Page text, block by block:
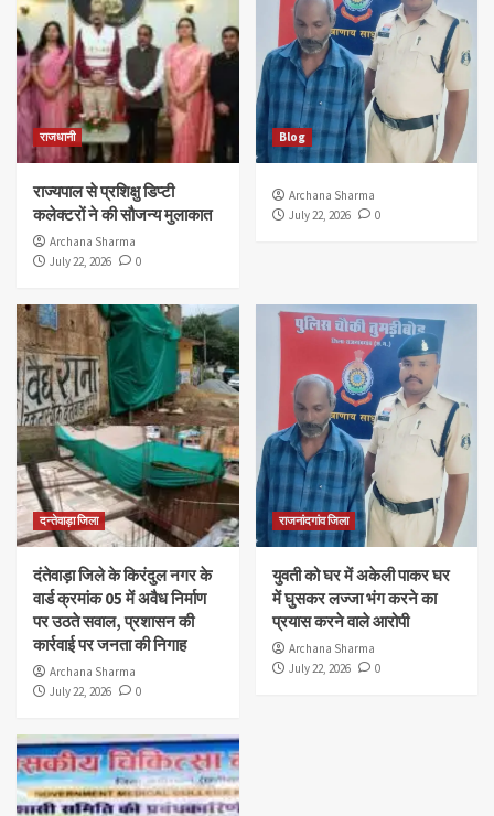
राजधानी
राज्यपाल से प्रशिक्षु डिप्टी
कलेक्टरों ने की सौजन्य मुलाकात
Archana Sharma
July 22, 2026
0
Blog
Archana Sharma
July 22, 2026
0
दन्तेवाड़ा जिला
दंतेवाड़ा जिले के किरंदुल नगर के
वार्ड क्रमांक 05 में अवैध निर्माण
पर उठते सवाल, प्रशासन की
कार्रवाई पर जनता की निगाह
Archana Sharma
July 22, 2026
0
राजनांदगांव जिला
युवती को घर में अकेली पाकर घर
में घुसकर लज्जा भंग करने का
प्रयास करने वाले आरोपी
Archana Sharma
July 22, 2026
0